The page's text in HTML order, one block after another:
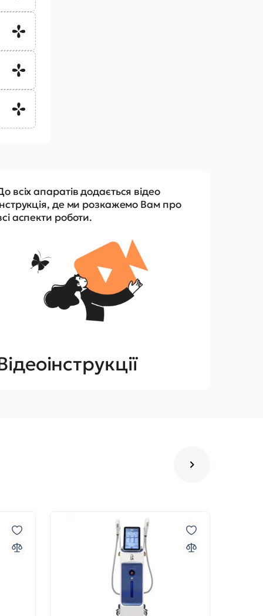
всіх апаратів додається відео
де ми розкажемо Вам про
аспекти роботи.